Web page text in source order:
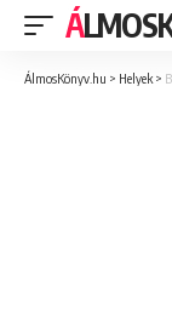
ÁlmosKönyv.hu > Helyek >